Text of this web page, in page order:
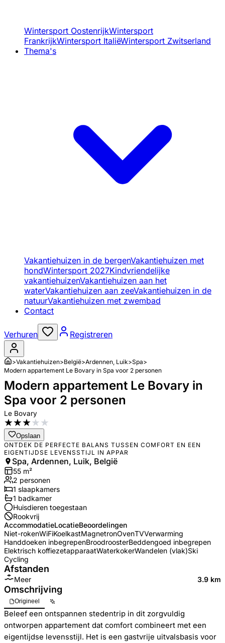
Wintersport OostenrijkWintersport
FrankrijkWintersport ItaliëWintersport Zwitserland
Thema's
Vakantiehuizen in de bergenVakantiehuizen met
hondWintersport 2027Kindvriendelijke
vakantiehuizenVakantiehuizen aan het
waterVakantiehuizen aan zeeVakantiehuizen in de
natuurVakantiehuizen met zwembad
Contact
Verhuren Registreren
>Vakantiehuizen>België>Ardennen, Luik>Spa>
Modern appartement Le Bovary in Spa voor 2 personen
Modern appartement Le Bovary in
Spa voor 2 personen
Le Bovary
★★★★★
Opslaan
ONTDEK DE PERFECTE BALANS TUSSEN COMFORT EN EEN
EIGENTIJDSE LEVENSSTIJL IN APPAR
Spa, Ardennen, Luik, België
55 m²
2 personen
1 slaapkamers
1 badkamer
Huisdieren toegestaan
Rookvrij
AccommodatieLocatieBeoordelingen
Niet-rokenWiFiKoelkastMagnetronOvenTVVerwarming
Handdoeken inbegrepenBroodroosterBeddengoed inbegrepen
Elektrisch koffiezetapparaatWaterkokerWandelen (vlak)Ski
Cycling
Afstanden
Meer 3.9 km
Omschrijving
Origineel
Beleef een ontspannen stedentrip in dit zorgvuldig
ontworpen appartement dat comfort combineert met een
eigentijdse levensstijl. Het is een gastvrije uitvalsbasis voor